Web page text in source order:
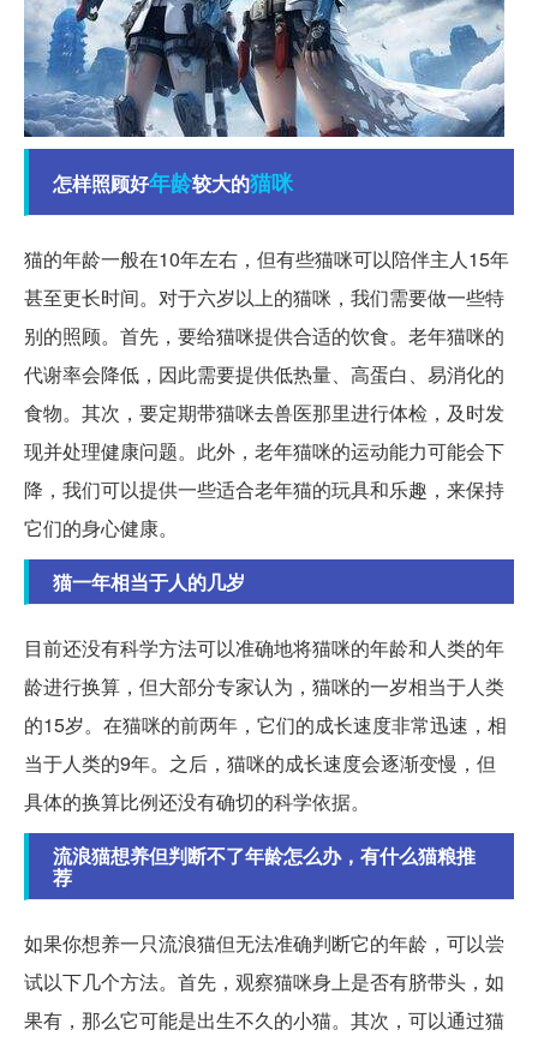
怎样照顾好年龄较大的猫咪
猫的年龄一般在10年左右，但有些猫咪可以陪伴主人15年
甚至更长时间。对于六岁以上的猫咪，我们需要做一些特
别的照顾。首先，要给猫咪提供合适的饮食。老年猫咪的
代谢率会降低，因此需要提供低热量、高蛋白、易消化的
食物。其次，要定期带猫咪去兽医那里进行体检，及时发
现并处理健康问题。此外，老年猫咪的运动能力可能会下
降，我们可以提供一些适合老年猫的玩具和乐趣，来保持
它们的身心健康。
猫一年相当于人的几岁
目前还没有科学方法可以准确地将猫咪的年龄和人类的年
龄进行换算，但大部分专家认为，猫咪的一岁相当于人类
的15岁。在猫咪的前两年，它们的成长速度非常迅速，相
当于人类的9年。之后，猫咪的成长速度会逐渐变慢，但
具体的换算比例还没有确切的科学依据。
流浪猫想养但判断不了年龄怎么办，有什么猫粮推
荐
如果你想养一只流浪猫但无法准确判断它的年龄，可以尝
试以下几个方法。首先，观察猫咪身上是否有脐带头，如
果有，那么它可能是出生不久的小猫。其次，可以通过猫